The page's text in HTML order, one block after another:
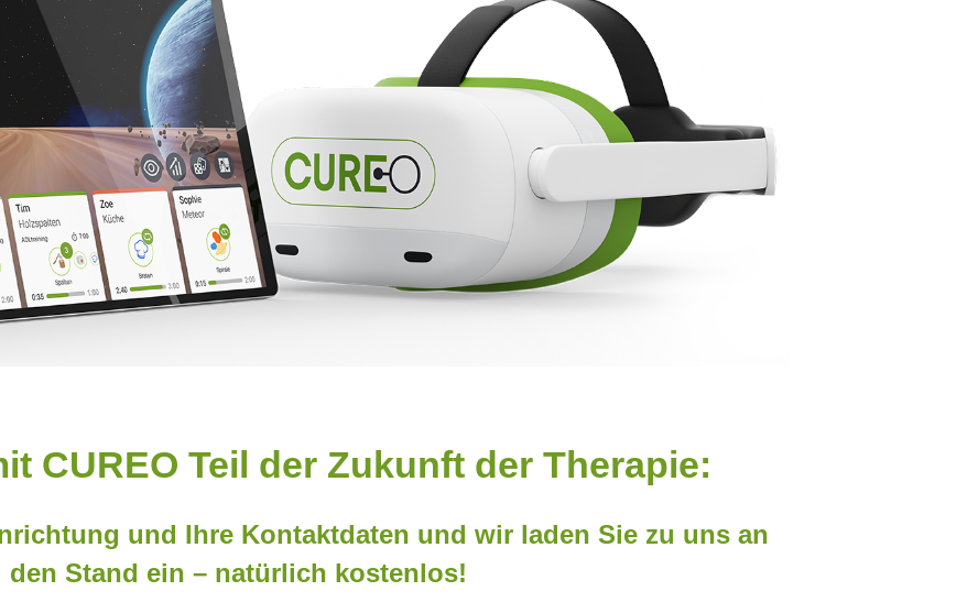
CUREO Teil der Zukunft der Therapie:
und Ihre Kontaktdaten und wir laden Sie zu uns an
den Stand ein – natürlich kostenlos!